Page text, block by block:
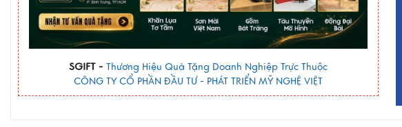
SGIFT - Thương Hiệu Quà Tặng Doanh Nghiệp Trực Thuộc
CÔNG TY CỔ PHẦN ĐẦU TƯ - PHÁT TRIỂN MỸ NGHỆ VIỆT